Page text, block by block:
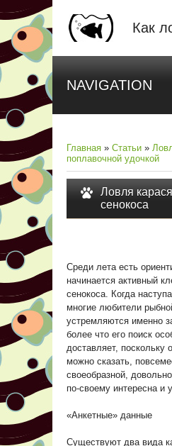
Как
NAVIGATION
Главная » Статьи »
поплавочной удочкой
Ловля
сенокоса
Среди лета есть
начинается активный
сенокоса. Когда
многие любители
устремляются именно
более что его поиск
доставляет, поскольку
можно сказать,
своеобразной,
по-своему интересна и
«Анкетные» данные
Существуют два вида